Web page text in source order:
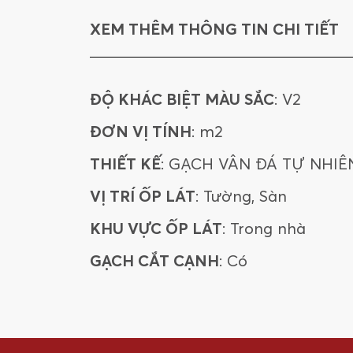
XEM THÊM THÔNG TIN CHI TIẾT
ĐỘ KHÁC BIỆT MÀU SẮC: V2
ĐƠN VỊ TÍNH: m2
THIẾT KẾ: GẠCH VÂN ĐÁ TỰ
VỊ TRÍ ỐP LÁT: Tường, Sàn
KHU VỰC ỐP LÁT: Trong nhà
GẠCH CẮT CẠNH: Có